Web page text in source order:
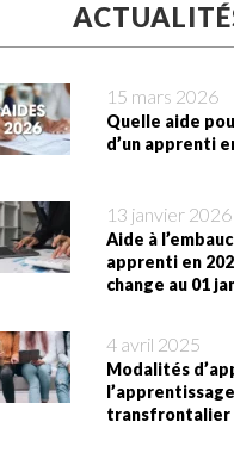
15 mars 2026
Quelle aide
d’un apprenti
13 janvier 2026
Aide à
apprenti en
change au 01
4 avril 2025
Modalités
l’apprentissage
transfrontalier